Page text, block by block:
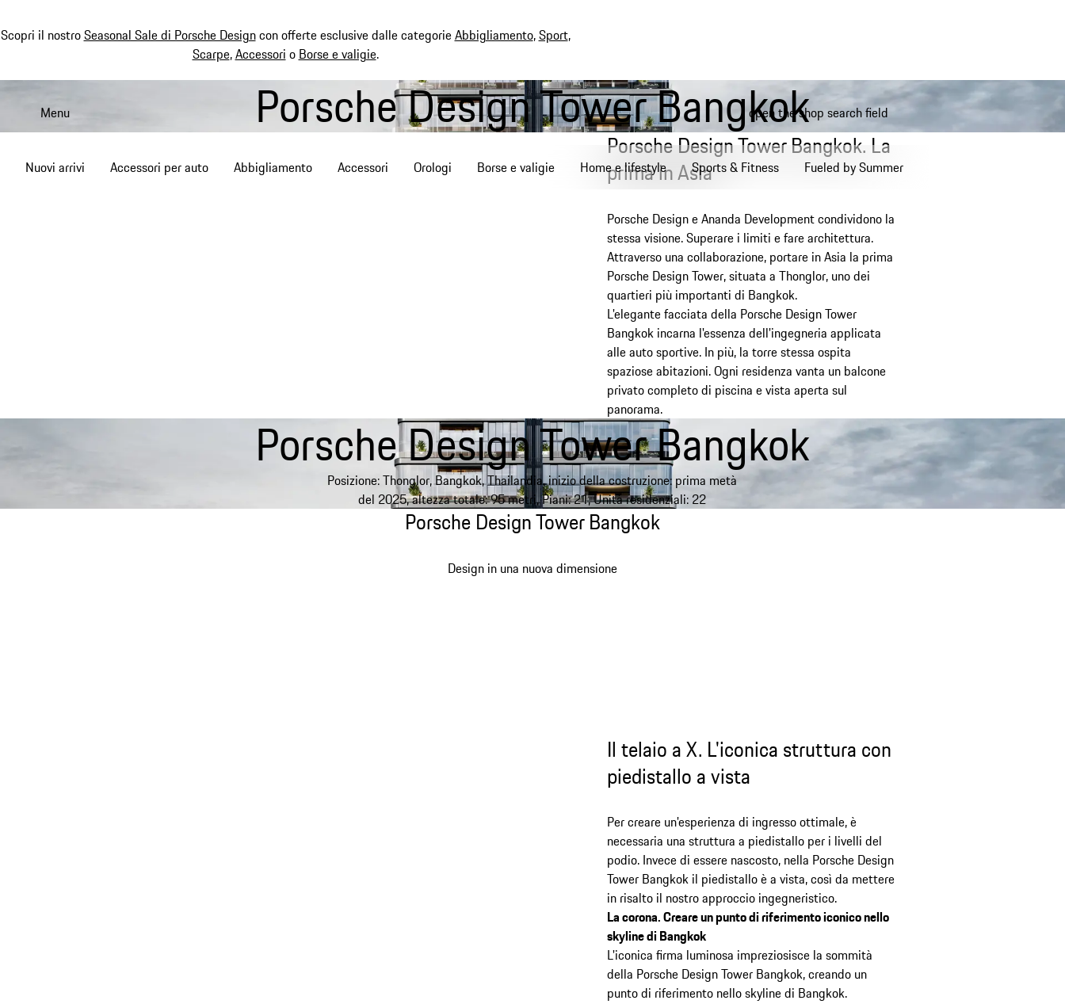
Scopri il nostroSeasonal Sale di Porsche Designcon offerte esclusive dalle categorieAbbigliamento,Sport,
Scarpe,Accessori o Borse e valigie.
contenuto
Menu open the shop search fieldMy wishlist, 0 items
My shopping bag, 0 items,
Nuovi arrivi Accessori per auto Abbigliamento Accessori Orologi Borse e valigie Home e lifestyle Sports & Fitness Fueled by Summer
Porsche Design Tower Bangkok
Porsche Design Tower Bangkok. La
prima in Asia
Porsche Design e Ananda Development condividono la
stessa visione. Superare i limiti e fare architettura.
Attraverso una collaborazione, portare in Asia la prima
Porsche Design Tower, situata a Thonglor, uno dei
quartieri più importanti di Bangkok.
L'elegante facciata della Porsche Design Tower
Bangkok incarna l'essenza dell'ingegneria applicata
alle auto sportive. In più, la torre stessa ospita
spaziose abitazioni. Ogni residenza vanta un balcone
privato completo di piscina e vista aperta sul
panorama.
Porsche Design Tower Bangkok
Posizione: Thonglor, Bangkok, Thailandia, inizio della costruzione: prima metà
del 2025, altezza totale: 95 metri, Piani: 21, Unità residenziali: 22
Porsche Design Tower Bangkok
Design in una nuova dimensione
Il telaio a X. L'iconica struttura con
piedistallo a vista
Per creare un'esperienza di ingresso ottimale, è
necessaria una struttura a piedistallo per i livelli del
podio. Invece di essere nascosto, nella Porsche Design
Tower Bangkok il piedistallo è a vista, così da mettere
in risalto il nostro approccio ingegneristico.
La corona. Creare un punto di riferimento iconico nello
skyline di Bangkok
L'iconica firma luminosa impreziosisce la sommità
della Porsche Design Tower Bangkok, creando un
punto di riferimento nello skyline di Bangkok.